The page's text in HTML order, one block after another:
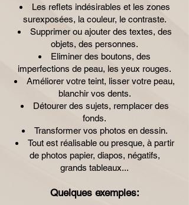
Les reflets indésirables et les zones
surexposées, la couleur, le contraste.
Supprimer ou ajouter des textes, des
objets, des personnes.
Eliminer des boutons, des
imperfections de peau, les yeux rouges.
Améliorer votre teint, lisser votre peau,
blanchir vos dents.
Détourer des sujets, remplacer des
fonds.
Transformer vos photos en dessin.
Tout est réalisable ou presque, à partir
de photos papier, diapos, négatifs,
grands tableaux...
Quelques exemples: